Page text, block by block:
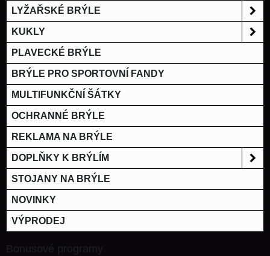
LYŽAŘSKÉ BRÝLE
KUKLY
PLAVECKÉ BRÝLE
BRÝLE PRO SPORTOVNÍ FANDY
MULTIFUNKČNÍ ŠÁTKY
OCHRANNÉ BRÝLE
REKLAMA NA BRÝLE
DOPLŇKY K BRÝLÍM
STOJANY NA BRÝLE
NOVINKY
VÝPRODEJ
Bonusové programy